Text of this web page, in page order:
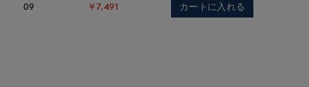
09 ￥7,491 カートに入れる